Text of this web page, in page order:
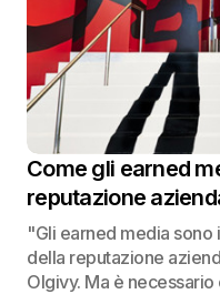
Come gli earned
reputazione
"Gli earned media
della reputazione
Olgivy. Ma è